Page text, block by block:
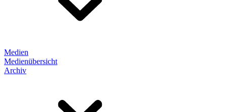
Medien
Medienübersicht
Archiv